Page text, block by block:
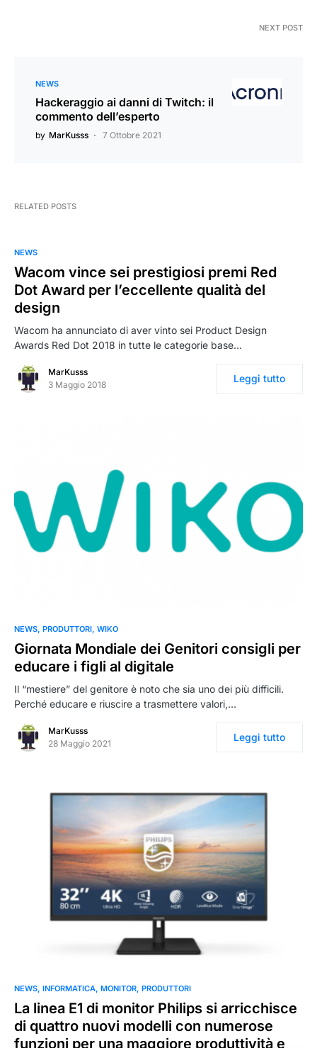
NEXT POST
NEWS
Hackeraggio ai danni di Twitch: il
commento dell’esperto
by MarKusss 7 Ottobre 2021
RELATED POSTS
NEWS
Wacom vince sei prestigiosi premi Red
Dot Award per l’eccellente qualità del
design
Wacom ha annunciato di aver vinto sei Product Design
Awards Red Dot 2018 in tutte le categorie base…
MarKusss
3 Maggio 2018
Leggi tutto
NEWS PRODUTTORI WIKO
Giornata Mondiale dei Genitori consigli per
educare i figli al digitale
Il “mestiere” del genitore è noto che sia uno dei più difficili.
Perché educare e riuscire a trasmettere valori,…
MarKusss
28 Maggio 2021
Leggi tutto
NEWS INFORMATICA MONITOR PRODUTTORI
La linea E1 di monitor Philips si arricchisce
di quattro nuovi modelli con numerose
funzioni per una maggiore produttività e